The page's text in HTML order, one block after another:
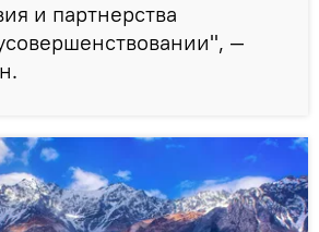
и партнерства
—